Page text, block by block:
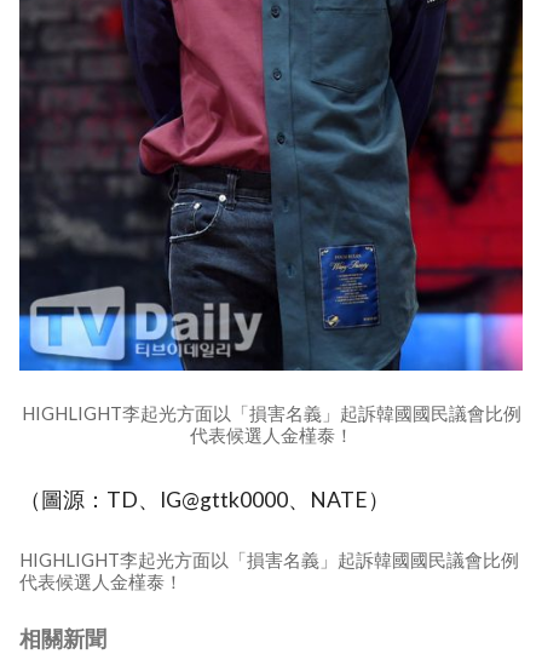
HIGHLIGHT李起光方面以「損害名義」起訴韓國國民議會比例
代表候選人金槿泰！
（圖源：TD、IG@gttk0000、NATE）
HIGHLIGHT李起光方面以「損害名義」起訴韓國國民議會比例
代表候選人金槿泰！
相關新聞